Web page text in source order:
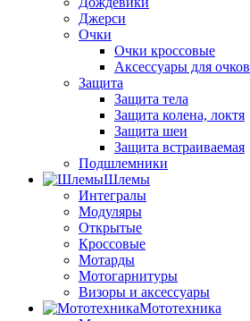
Джерси
Очки
Очки кроссовые
Аксессуары для очков
Защита
Защита тела
Защита колена, локтя
Защита шеи
Защита встраиваемая
Подшлемники
Шлемы
Интегралы
Модуляры
Открытые
Кроссовые
Мотарды
Мотогарнитуры
Визоры и аксессуары
Мототехника